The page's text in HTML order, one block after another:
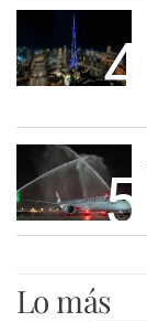
4
5
Lo más